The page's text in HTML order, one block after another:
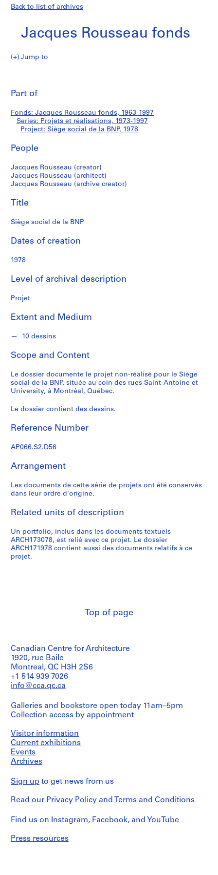
Back to list of archives
Jacques Rousseau fonds
Jump to
q
u
e
o
s
s
a
f
n
s
e
i
s
C
r
n
t
e
r
q
i
,
9
8
2
-
r
i
e
s
P
r
j
e
t
s
t
r
a
i
social
de
la
BNP
Part of
Fonds: Jacques Rousseau fonds, 1963-1997
Series: Projets et réalisations, 1973-1997
Project: Siège social de la BNP, 1978
People
Jacques Rousseau (creator)
Jacques Rousseau (architect)
Jacques Rousseau (archive creator)
Title
Siège social de la BNP
Dates of creation
1978
Level of archival description
Projet
Extent and Medium
10 dessins
Scope and Content
Le dossier documente le projet non-réalisé pour le Siège
social de la BNP, située au coin des rues Saint-Antoine et
University, à Montréal, Québec.
Le dossier contient des dessins.
Reference Number
AP066.S2.D56
Arrangement
Les documents de cette série de projets ont été conservés
dans leur ordre d'origine.
Related units of description
Un portfolio, inclus dans les documents textuels
ARCH173078, est relié avec ce projet. Le dossier
ARCH171978 contient aussi des documents relatifs à ce
projet.
Top of page
Canadian Centre for Architecture
1920, rue Baile
Montreal, QC H3H 2S6
+1 514 939 7026
info@cca.qc.ca
Galleries and bookstore open today 11am–5pm
Collection access by appointment
Visitor information
Current exhibitions
Events
Archives
Sign up to get news from us
Read our Privacy Policy and Terms and Conditions
Find us on Instagram, Facebook, and YouTube
Press resources